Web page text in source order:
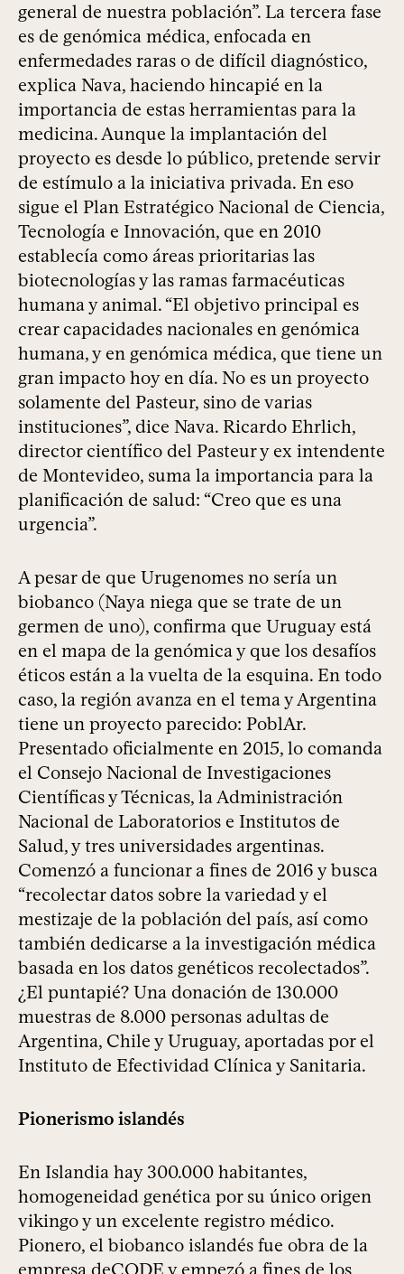
general de nuestra población”. La tercera fase
es de genómica médica, enfocada en
enfermedades raras o de difícil diagnóstico,
explica Nava, haciendo hincapié en la
importancia de estas herramientas para la
medicina. Aunque la implantación del
proyecto es desde lo público, pretende servir
de estímulo a la iniciativa privada. En eso
sigue el Plan Estratégico Nacional de Ciencia,
Tecnología e Innovación, que en 2010
establecía como áreas prioritarias las
biotecnologías y las ramas farmacéuticas
humana y animal. “El objetivo principal es
crear capacidades nacionales en genómica
humana, y en genómica médica, que tiene un
gran impacto hoy en día. No es un proyecto
solamente del Pasteur, sino de varias
instituciones”, dice Nava. Ricardo Ehrlich,
director científico del Pasteur y ex intendente
de Montevideo, suma la importancia para la
planificación de salud: “Creo que es una
urgencia”.
A pesar de que Urugenomes no sería un
biobanco (Naya niega que se trate de un
germen de uno), confirma que Uruguay está
en el mapa de la genómica y que los desafíos
éticos están a la vuelta de la esquina. En todo
caso, la región avanza en el tema y Argentina
tiene un proyecto parecido: PoblAr.
Presentado oficialmente en 2015, lo comanda
el Consejo Nacional de Investigaciones
Científicas y Técnicas, la Administración
Nacional de Laboratorios e Institutos de
Salud, y tres universidades argentinas.
Comenzó a funcionar a fines de 2016 y busca
“recolectar datos sobre la variedad y el
mestizaje de la población del país, así como
también dedicarse a la investigación médica
basada en los datos genéticos recolectados”.
¿El puntapié? Una donación de 130.000
muestras de 8.000 personas adultas de
Argentina, Chile y Uruguay, aportadas por el
Instituto de Efectividad Clínica y Sanitaria.
Pionerismo islandés
En Islandia hay 300.000 habitantes,
homogeneidad genética por su único origen
vikingo y un excelente registro médico.
Pionero, el biobanco islandés fue obra de la
empresa deCODE y empezó a fines de los